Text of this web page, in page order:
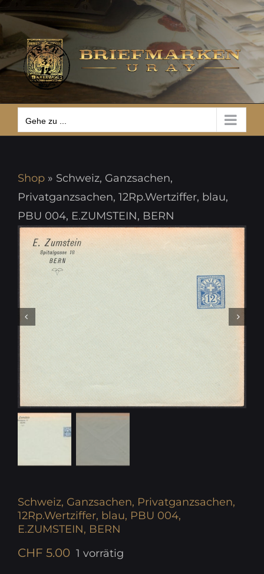
Zum
Inhalt
springen
Gehe zu ...
Gehe zu ...
Shop » Schweiz, Ganzsachen,
Privatganzsachen, 12Rp.Wertziffer, blau,
PBU 004, E.ZUMSTEIN, BERN
Schweiz, Ganzsachen, Privatganzsachen,
12Rp.Wertziffer, blau, PBU 004,
E.ZUMSTEIN, BERN
CHF 5.00 1 vorrätig